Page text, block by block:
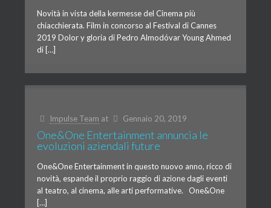
Novità in vista della kermesse del Cinema più
chiacchierata. Film in concorso al Festival di Cannes
2019 Dolor y gloria di Pedro Almodóvar Young Ahmed
di […]
Impulse Team at Gennaio 20, 2019
One&One Entertainment annuncia le
evoluzioni aziendali future
One&One Entertainment in questo nuovo anno, ricco di
novità, espande il proprio raggio di azione dagli eventi
al teatro, al cinema, alle arti performative. One&One
[…]